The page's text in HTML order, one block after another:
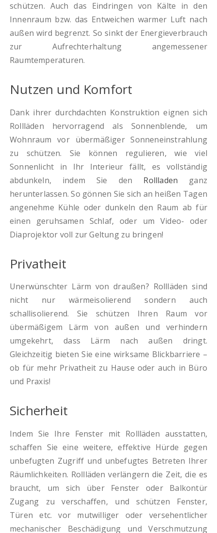
schützen. Auch das Eindringen von Kälte in den
Innenraum bzw. das Entweichen warmer Luft nach
außen wird begrenzt. So sinkt der Energieverbrauch
zur Aufrechterhaltung angemessener
Raumtemperaturen.
Nutzen und Komfort
Dank ihrer durchdachten Konstruktion eignen sich
Rollläden hervorragend als Sonnenblende, um
Wohnraum vor übermäßiger Sonneneinstrahlung
zu schützen. Sie können regulieren, wie viel
Sonnenlicht in Ihr Interieur fällt, es vollständig
abdunkeln, indem Sie den Rollladen ganz
herunterlassen. So gönnen Sie sich an heißen Tagen
angenehme Kühle oder dunkeln den Raum ab für
einen geruhsamen Schlaf, oder um Video- oder
Diaprojektor voll zur Geltung zu bringen!
Privatheit
Unerwünschter Lärm von draußen? Rollläden sind
nicht nur wärmeisolierend sondern auch
schallisolierend. Sie schützen Ihren Raum vor
übermäßigem Lärm von außen und verhindern
umgekehrt, dass Lärm nach außen dringt.
Gleichzeitig bieten Sie eine wirksame Blickbarriere –
ob für mehr Privatheit zu Hause oder auch in Büro
und Praxis!
Sicherheit
Indem Sie Ihre Fenster mit Rollläden ausstatten,
schaffen Sie eine weitere, effektive Hürde gegen
unbefugten Zugriff und unbefugtes Betreten Ihrer
Räumlichkeiten. Rollläden verlängern die Zeit, die es
braucht, um sich über Fenster oder Balkontür
Zugang zu verschaffen, und schützen Fenster,
Türen etc. vor mutwilliger oder versehentlicher
mechanischer Beschädigung und Verschmutzung